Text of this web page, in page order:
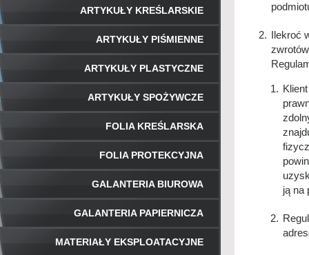
ARTYKUŁY KREŚLARSKIE
ARTYKUŁY PIŚMIENNE
ARTYKUŁY PLASTYCZNE
ARTYKUŁY SPOŻYWCZE
FOLIA KREŚLARSKA
FOLIA PROTEKCYJNA
GALANTERIA BIUROWA
GALANTERIA PAPIERNICZA
MATERIAŁY EKSPLOATACYJNE
Ilekroć
ją na